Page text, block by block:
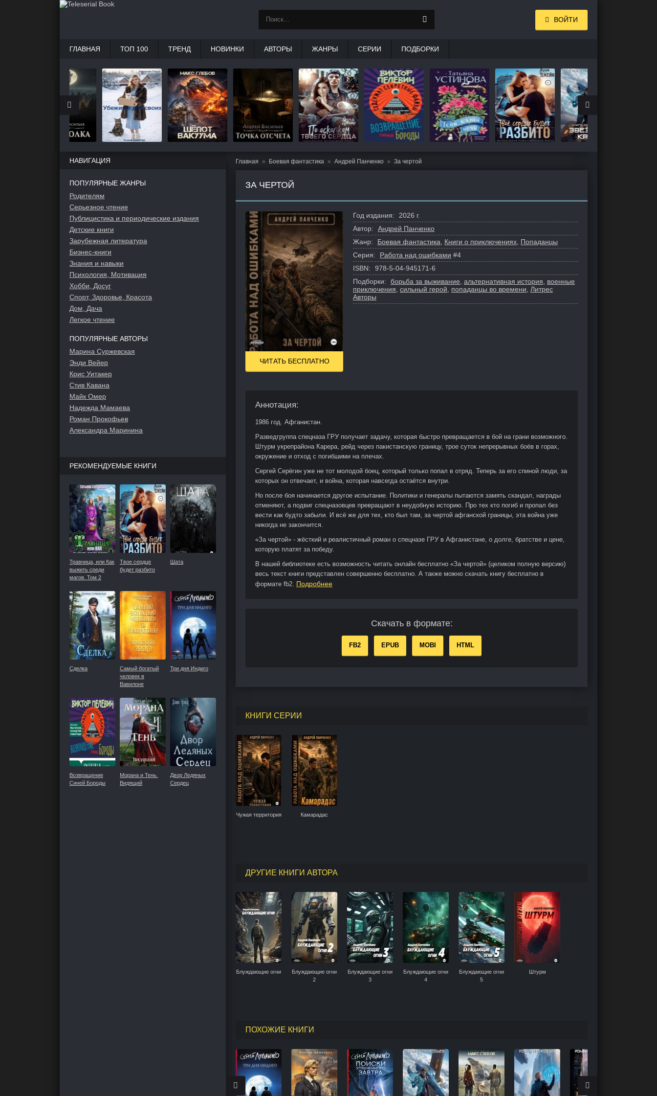
Главная Боевая фантастика Андрей Панченко За чертой
ЗА ЧЕРТОЙ
ЧИТАТЬ БЕСПЛАТНО
Год издания:
2026 г.
Автор:
Андрей Панченко
Жанр:
Боевая фантастика Книги о приключениях Попаданцы
Серия:
Работа над ошибками #4
ISBN:
978-5-04-945171-6
Подборки:
борьба за выживание альтернативная история
военные
приключения сильный герой попаданцы во времени
Литрес
Авторы
Аннотация:
1986 год. Афганистан.
Разведгруппа спецназа ГРУ получает задачу, которая быстро превращается в бой на грани возможного.
Штурм укрепрайона Карера, рейд через пакистанскую границу, трое суток непрерывных боёв в горах,
окружение и отход с погибшими на плечах.
Сергей Серёгин уже не тот молодой боец, который только попал в отряд. Теперь за его спиной люди, за
которых он отвечает, и война, которая навсегда остаётся внутри.
Но после боя начинается другое испытание. Политики и генералы пытаются замять скандал, награды
отменяют, а подвиг спецназовцев превращают в неудобную историю. Про тех кто погиб и пропал без
вести как будто забыли. И всё же для тех, кто был там, за чертой афганской границы, эта война уже
никогда не закончится.
«За чертой» - жёсткий и реалистичный роман о спецназе ГРУ в Афганистане, о долге, братстве и цене,
которую платят за победу.
В нашей библиотеке есть возможность читать онлайн бесплатно «За чертой» (целиком полную версию)
весь текст книги представлен совершенно бесплатно. А также можно скачать книгу бесплатно в
формате fb2. Подробнее
Скачать в формате:
FB2 EPUB MOBI HTML
КНИГИ СЕРИИ
Чужая территория Камарадас
ДРУГИЕ КНИГИ АВТОРА
Блуждающие огни
Блуждающие огни
2
Блуждающие огни
3
Блуждающие огни
4
Блуждающие огни
5
Штурм
ПОХОЖИЕ КНИГИ
НАВИГАЦИЯ
ПОПУЛЯРНЫЕ ЖАНРЫ
Родителям
Серьезное чтение
Публицистика и периодические издания
Детские книги
Зарубежная литература
Бизнес-книги
Знания и навыки
Психология, Мотивация
Хобби, Досуг
Спорт, Здоровье, Красота
Дом, Дача
Легкое чтение
ПОПУЛЯРНЫЕ АВТОРЫ
Марина Суржевская
Энди Вейер
Крис Уитакер
Стив Кавана
Майк Омер
Надежда Мамаева
Роман Прокофьев
Александра Маринина
РЕКОМЕНДУЕМЫЕ КНИГИ
Травница, или Как
выжить среди
магов. Том 2
Твое сердце
будет разбито
Шата
Сделка
Самый богатый
человек в
Вавилоне
Три дня Индиго
Возвращение
Синей Бороды
Морана и Тень.
Видящий
Двор Ледяных
Сердец
ВОЙТИ
ГЛАВНАЯ ТОП 100 ТРЕНД НОВИНКИ АВТОРЫ ЖАНРЫ СЕРИИ ПОДБОРКИ